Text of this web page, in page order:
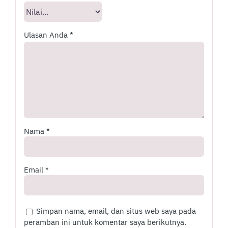
Ulasan Anda *
Nama *
Email *
Simpan nama, email, dan situs web saya pada
peramban ini untuk komentar saya berikutnya.